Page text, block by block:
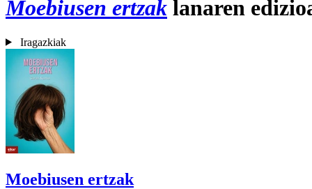
Moebiusen ertzak lanaren
Iragazkiak
Moebiusen ertzak